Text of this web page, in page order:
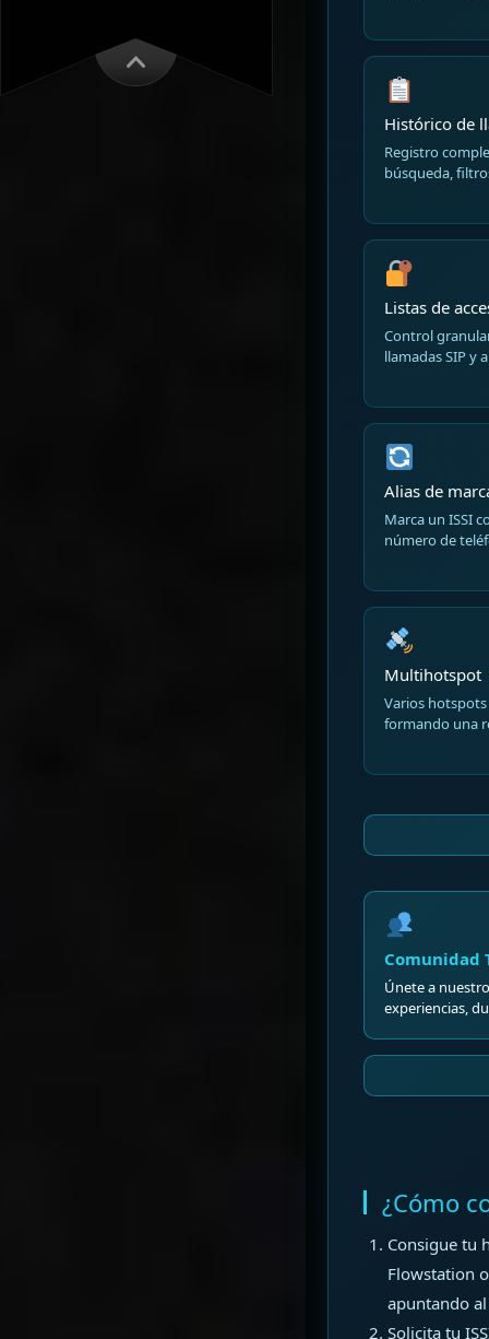
Histórico de
Registro
búsqueda,
Listas de
Control
llamadas SIP y
Alias de
Marca un ISSI
número de
Multihotspot
Varios
formando una
Comunidad
Únete a
experiencias,
¿Cómo
Consigue tu
Flowstation
apuntando
Solicita tu